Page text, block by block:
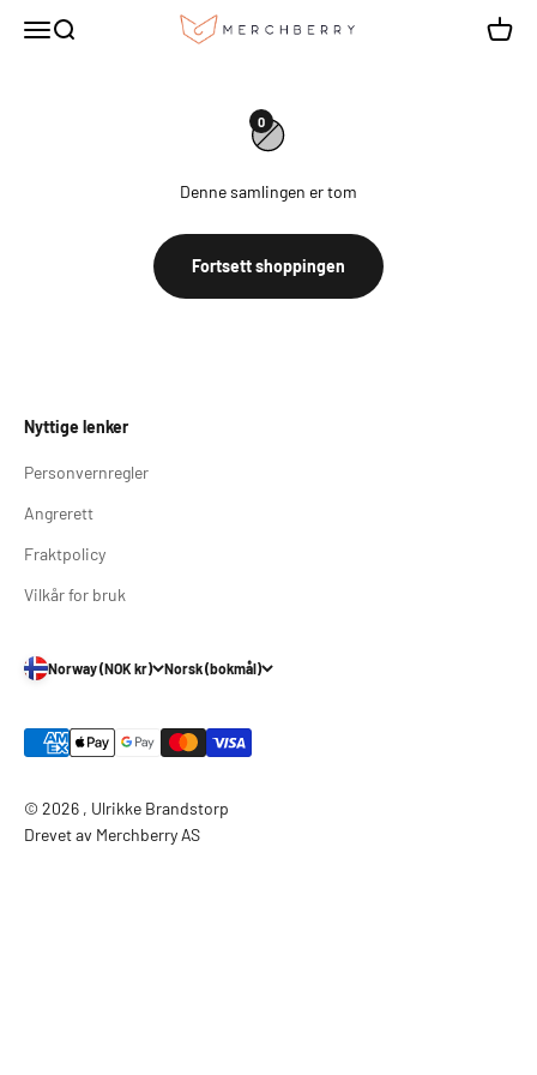
MenySøk Ulrikke Brandstorp
0
Denne samlingen er tom
Fortsett shoppingen
Nyttige lenker
Personvernregler
Angrerett
Fraktpolicy
Vilkår for bruk
Norway (NOK kr) Norsk (bokmål)
© 2026 , Ulrikke Brandstorp
Drevet av Merchberry AS